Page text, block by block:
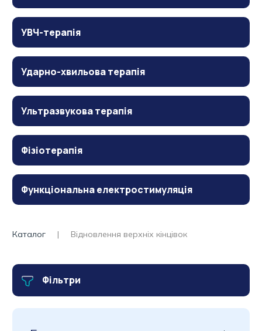
УВЧ-терапія
Ударно-хвильова терапія
Ультразвукова терапія
Фізіотерапія
Функціональна електростимуляція
Каталог Відновлення верхніх кінцівок
Фільтри